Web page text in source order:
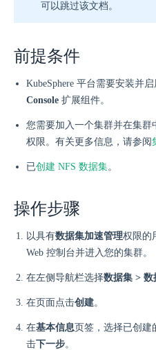
可以跳过该文档。
前提条件
KubeSphere 平台需要安装并启
Console 扩展组件。
您需要加入一个集群并在集群
权限。有关更多信息，请参阅
已创建 NFS 数据集。
操作步骤
以具有数据集加速管理权限的
Web 控制台并进入您的集群。
在左侧导航栏选择数据集 > 数
在页面点击创建。
在基本信息页签，选择已创建
击下一步。